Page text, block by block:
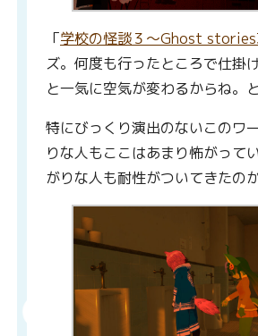
「学校の怪談３～Ghost
ズ。何度も行ったところで仕掛
と一気に空気が変わるからね。
特にびっくり演出のないこのワ
りな人もここはあまり怖がって
がりな人も耐性がついてきたの